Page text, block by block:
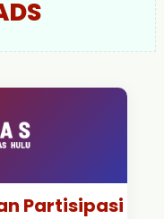
Partisipasi